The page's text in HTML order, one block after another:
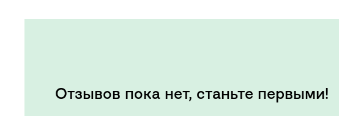
Отзывов пока нет, станьте первыми!